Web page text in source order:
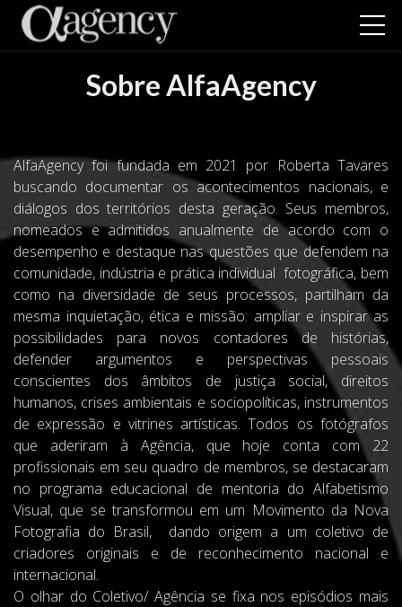
Sobre AlfaAgency
AlfaAgency foi fundada em 2021 por Roberta Tavares
buscando documentar os acontecimentos nacionais, e
diálogos dos territórios desta geração. Seus membros,
nomeados e admitidos anualmente de acordo com o
desempenho e destaque nas questões que defendem na
comunidade, indústria e prática individual fotográfica, bem
como na diversidade de seus processos, partilham da
mesma inquietação, ética e missão: ampliar e inspirar as
possibilidades para novos contadores de histórias,
defender argumentos e perspectivas pessoais
conscientes dos âmbitos de justiça social, direitos
humanos, crises ambientais e sociopolíticas, instrumentos
de expressão e vitrines artísticas. Todos os fotógrafos
que aderiram à Agência, que hoje conta com 22
profissionais em seu quadro de membros, se destacaram
no programa educacional de mentoria do Alfabetismo
Visual, que se transformou em um Movimento da Nova
Fotografia do Brasil, dando origem a um coletivo de
criadores originais e de reconhecimento nacional e
internacional.
O olhar do Coletivo/ Agência se fixa nos episódios mais